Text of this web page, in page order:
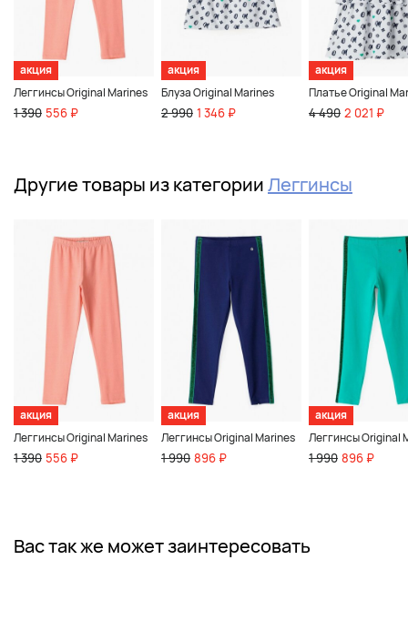
акция
Леггинсы Original Marines
1 390 556 ₽
акция
Блуза Original Marines
2 990 1 346 ₽
акция
Платье Original
4 490 2 021 ₽
Другие товары из категорииЛеггинсы
акция
Леггинсы Original Marines
1 390 556 ₽
акция
Леггинсы Original Marines
1 990 896 ₽
акция
Леггинсы Original
1 990 896 ₽
Вас так же может заинтересовать